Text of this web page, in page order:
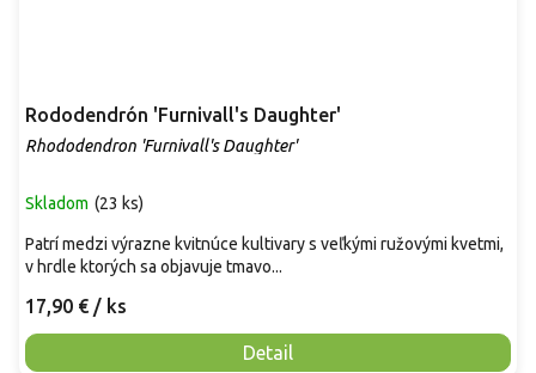
Rododendrón 'Furnivall's Daughter'
Rhododendron 'Furnivall's Daughter'
Skladom (23 ks)
17,90 € / ks
Detail
Patrí medzi výrazne kvitnúce kultivary s veľkými ružovými kvetmi,
v hrdle ktorých sa objavuje tmavo...